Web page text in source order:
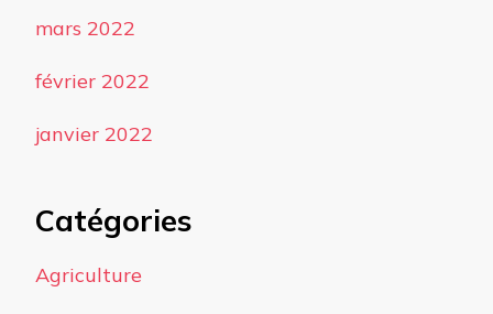
mars 2022
février 2022
janvier 2022
Catégories
Agriculture